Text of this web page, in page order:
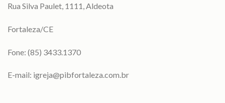
Rua Silva Paulet, 1111, Aldeota
Fortaleza/CE
Fone: (85) 3433.1370
E-mail: igreja@pibfortaleza.com.br